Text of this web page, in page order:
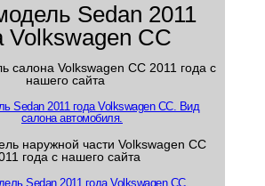
Sedan 2011
Volkswagen CC
салона Volkswagen CC 2011 года с
нашего сайта
наружной части Volkswagen CC
года с нашего сайта